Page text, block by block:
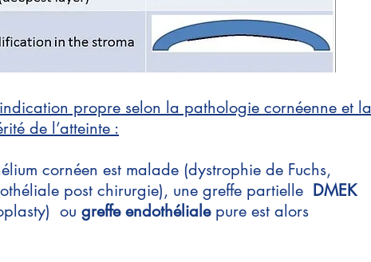
propre selon la pathologie cornéenne et la
de l’atteinte :
cornéen est malade (dystrophie de Fuchs,
post chirurgie), une greffe partielle DMEK
ou greffe endothélialepure est alors